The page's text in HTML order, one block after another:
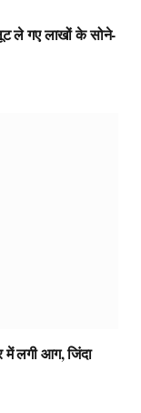
ले गए लाखों के सोने-
में लगी आग, जिंदा